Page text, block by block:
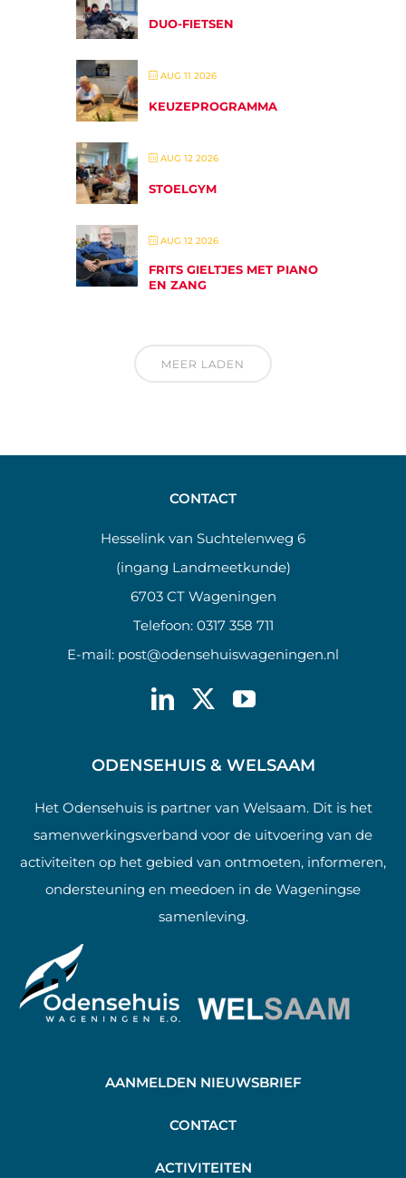
DUO-FIETSEN
AUG 11 2026
KEUZEPROGRAMMA
AUG 12 2026
STOELGYM
AUG 12 2026
FRITS GIELTJES MET PIANO
EN ZANG
MEER LADEN
CONTACT
Hesselink van Suchtelenweg 6
(ingang Landmeetkunde)
6703 CT Wageningen
Telefoon: 0317 358 711
E-mail: post@odensehuiswageningen.nl
ODENSEHUIS & WELSAAM
Het Odensehuis is partner van Welsaam. Dit is het
samenwerkingsverband voor de uitvoering van de
activiteiten op het gebied van ontmoeten, informeren,
ondersteuning en meedoen in de Wageningse
samenleving.
AANMELDEN NIEUWSBRIEF
CONTACT
ACTIVITEITEN